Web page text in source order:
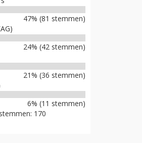
47% (81 stemmen)
24% (42 stemmen)
21% (36 stemmen)
6% (11 stemmen)
170